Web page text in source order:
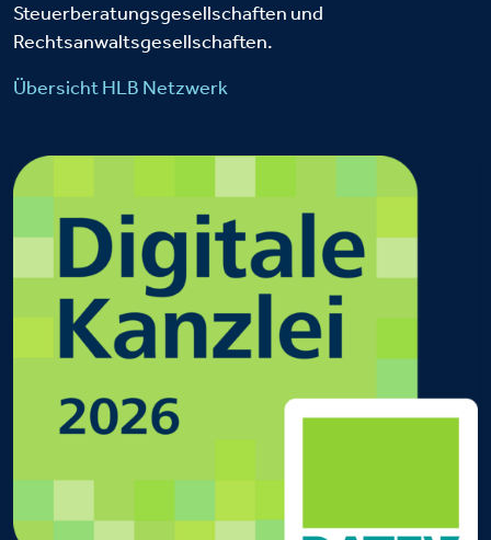
Steuerberatungsgesellschaften und
Rechtsanwaltsgesellschaften.
Übersicht HLB Netzwerk